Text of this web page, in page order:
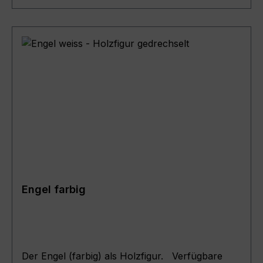
( D= 36cm ; H = 67cm )
Engel farbig
Der Engel (farbig) als Holzfigur. Verfügbare